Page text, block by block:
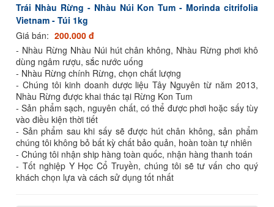
Trái Nhàu Rừng - Nhàu Núi Kon Tum - Morinda citrifolia
Vietnam - Túi 1kg
Giá bán: 200.000 đ
- Nhàu Rừng Nhàu Núi hút chân không, Nhàu Rừng phơi khô
dùng ngâm rượu, sắc nước uống
- Nhàu Rừng chính Rừng, chọn chất lượng
- Chúng tôi kinh doanh dược liệu Tây Nguyên từ năm 2013,
Nhàu Rừng được khai thác tại Rừng Kon Tum
- Sản phẩm sạch, nguyên chất, có thể được phơi hoặc sấy tùy
vào điều kiện thời tiết
- Sản phẩm sau khi sấy sẽ được hút chân không, sản phẩm
chúng tôi không bỏ bất kỳ chất bảo quản, hoàn toàn tự nhiên
- Chúng tôi nhận ship hàng toàn quốc, nhận hàng thanh toán
- Tốt nghiệp Y Học Cổ Truyền, chúng tôi sẽ tư vấn cho quý
khách chọn lựa và cách sử dụng tốt nhất